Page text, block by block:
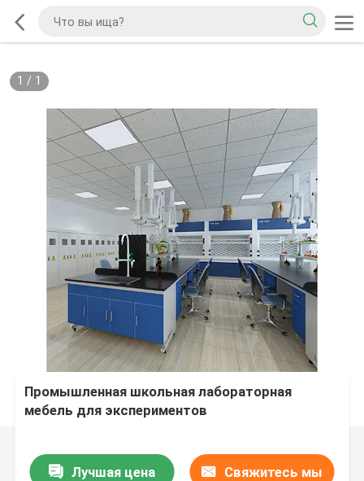
1 / 1
Промышленная школьная лабораторная
мебель для экспериментов
Лучшая цена Свяжитесь мы